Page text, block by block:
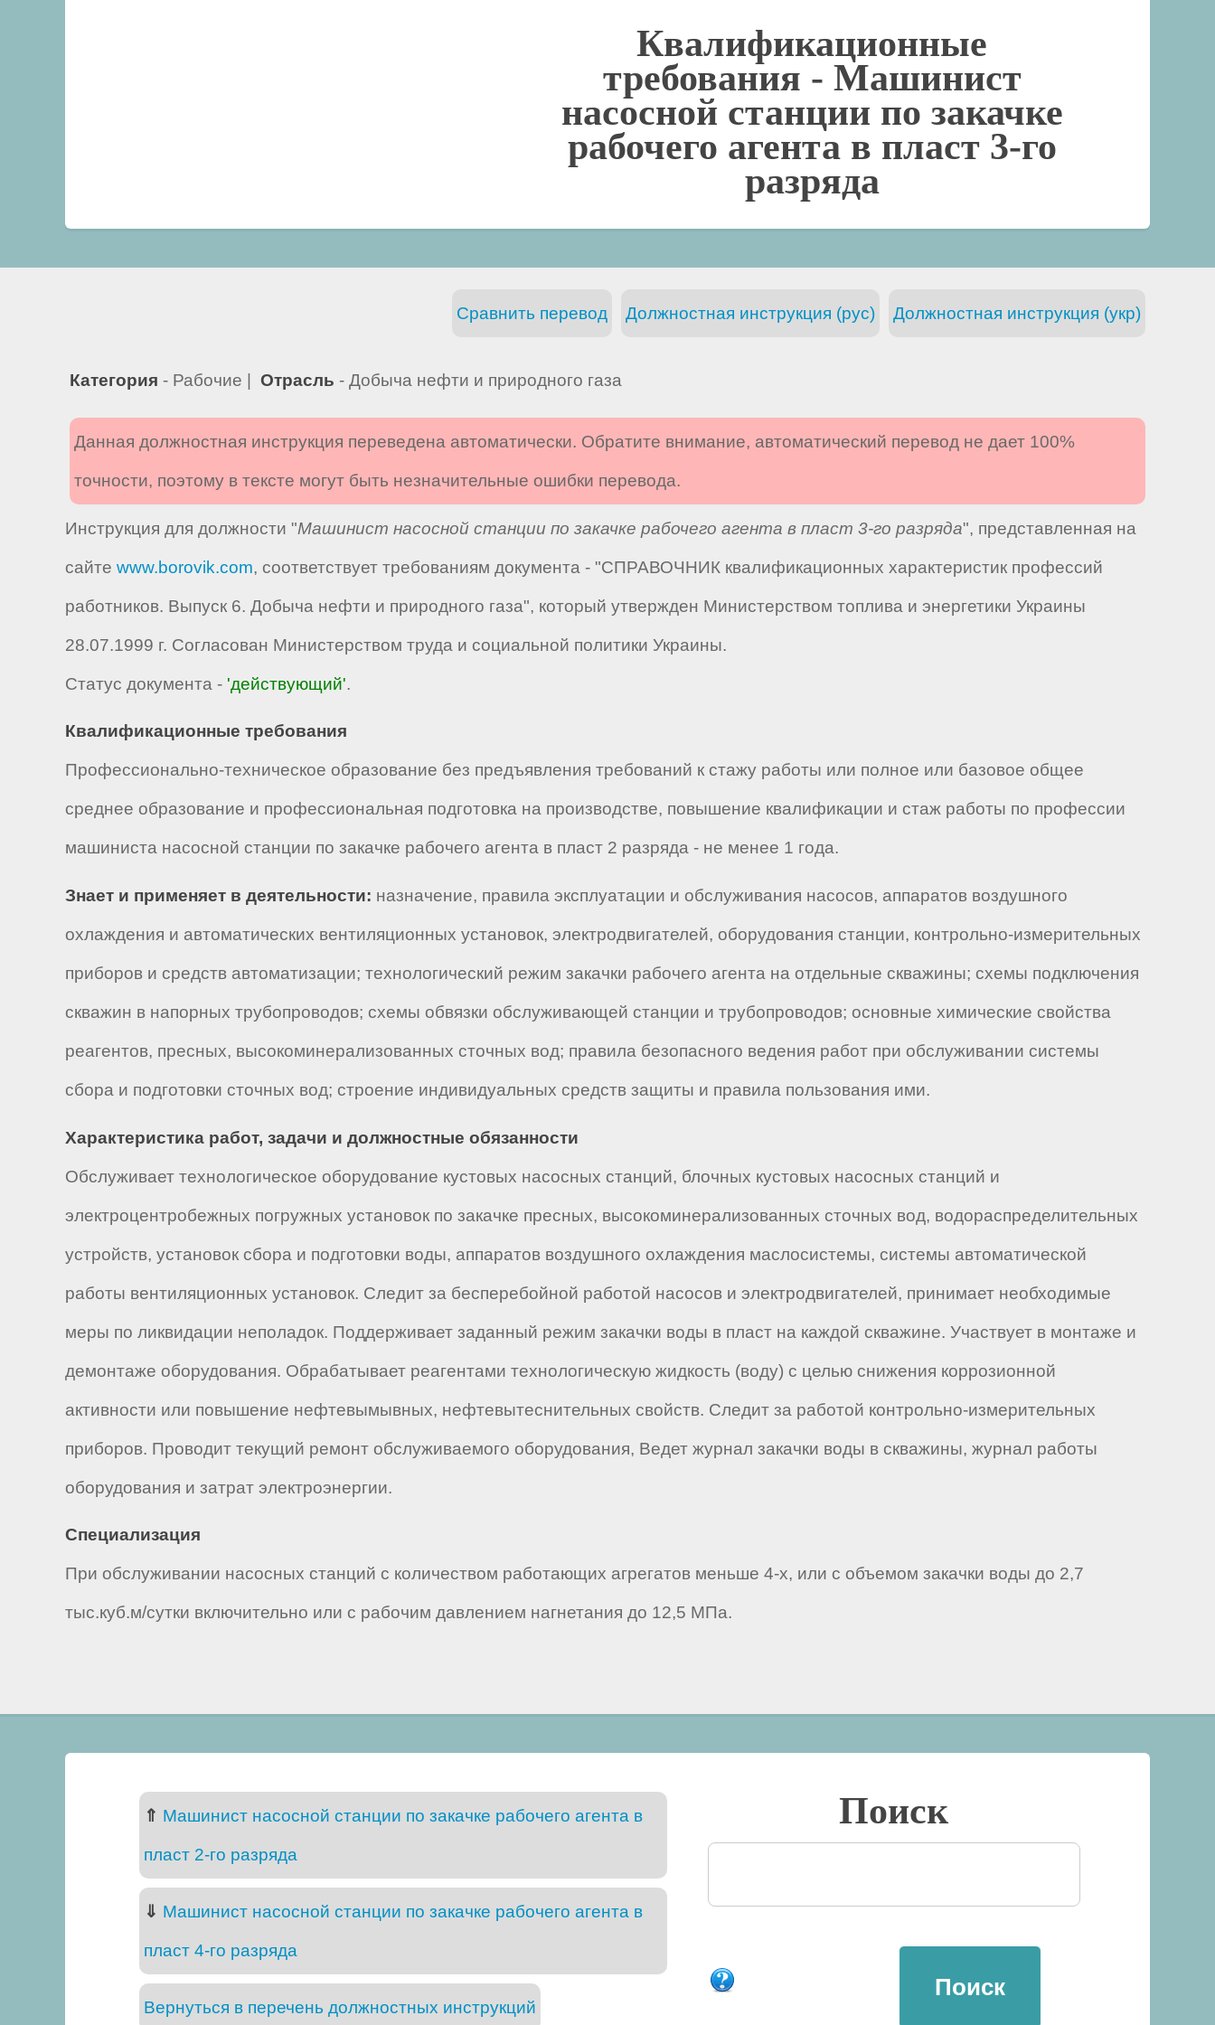
Квалификационные
требования - Машинист
насосной станции по закачке
рабочего агента в пласт 3-го
разряда
Должностная инструкция (укр)
Должностная инструкция (рус)
Сравнить перевод
Категория - Рабочие | Отрасль - Добыча нефти и природного газа
Данная должностная инструкция переведена автоматически. Обратите внимание, автоматический перевод не дает 100%
точности, поэтому в тексте могут быть незначительные ошибки перевода.
Инструкция для должности "Машинист насосной станции по закачке рабочего агента в пласт 3-го разряда", представленная на
сайте www.borovik.com, соответствует требованиям документа - "СПРАВОЧНИК квалификационных характеристик профессий
работников. Выпуск 6. Добыча нефти и природного газа", который утвержден Министерством топлива и энергетики Украины
28.07.1999 г. Согласован Министерством труда и социальной политики Украины.
Статус документа - 'действующий'.
Квалификационные требования
Профессионально-техническое образование без предъявления требований к стажу работы или полное или базовое общее
среднее образование и профессиональная подготовка на производстве, повышение квалификации и стаж работы по профессии
машиниста насосной станции по закачке рабочего агента в пласт 2 разряда - не менее 1 года.
Знает и применяет в деятельности: назначение, правила эксплуатации и обслуживания насосов, аппаратов воздушного
охлаждения и автоматических вентиляционных установок, электродвигателей, оборудования станции, контрольно-измерительных
приборов и средств автоматизации; технологический режим закачки рабочего агента на отдельные скважины; схемы подключения
скважин в напорных трубопроводов; схемы обвязки обслуживающей станции и трубопроводов; основные химические свойства
реагентов, пресных, высокоминерализованных сточных вод; правила безопасного ведения работ при обслуживании системы
сбора и подготовки сточных вод; строение индивидуальных средств защиты и правила пользования ими.
Характеристика работ, задачи и должностные обязанности
Обслуживает технологическое оборудование кустовых насосных станций, блочных кустовых насосных станций и
электроцентробежных погружных установок по закачке пресных, высокоминерализованных сточных вод, водораспределительных
устройств, установок сбора и подготовки воды, аппаратов воздушного охлаждения маслосистемы, системы автоматической
работы вентиляционных установок. Следит за бесперебойной работой насосов и электродвигателей, принимает необходимые
меры по ликвидации неполадок. Поддерживает заданный режим закачки воды в пласт на каждой скважине. Участвует в монтаже и
демонтаже оборудования. Обрабатывает реагентами технологическую жидкость (воду) с целью снижения коррозионной
активности или повышение нефтевымывных, нефтевытеснительных свойств. Следит за работой контрольно-измерительных
приборов. Проводит текущий ремонт обслуживаемого оборудования, Ведет журнал закачки воды в скважины, журнал работы
оборудования и затрат электроэнергии.
Специализация
При обслуживании насосных станций с количеством работающих агрегатов меньше 4-х, или с объемом закачки воды до 2,7
тыс.куб.м/сутки включительно или с рабочим давлением нагнетания до 12,5 МПа.
⇑ Машинист насосной станции по закачке рабочего агента в
пласт 2-го разряда
⇓ Машинист насосной станции по закачке рабочего агента в
пласт 4-го разряда
Вернуться в перечень должностных инструкций
Поиск